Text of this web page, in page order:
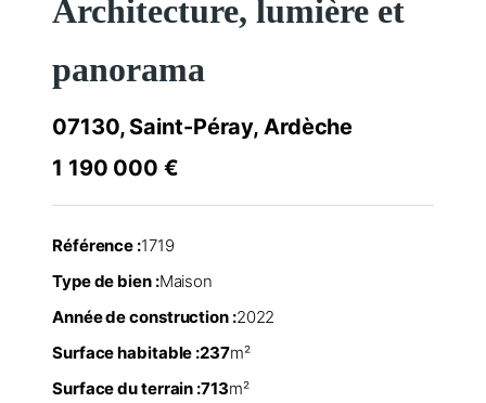
Architecture, lumière et
panorama
07130, Saint-Péray, Ardèche
1 190 000 €
Référence :1719
Type de bien :Maison
Année de construction :2022
Surface habitable :237m²
Surface du terrain :713m²